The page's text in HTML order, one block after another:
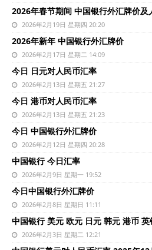
2026年春节期间 中国银行外汇牌价及
2026年2月19日 星期四 20:20
2026年新年 中国银行外汇牌价
2026年2月17日 星期二 14:09
今日 日元对人民币汇率
2026年2月13日 星期五 21:27
今日 港币对人民币汇率
2026年2月13日 星期五 21:23
今日 中国银行外汇牌价
2026年2月12日 星期四 20:28
中国银行 今日汇率
2026年2月9日 星期一 19:52
今日中国银行外汇牌价
2026年2月8日 星期日 11:11
中国银行 美元 欧元 日元 韩元 港币
2026年2月3日 星期二 12:21